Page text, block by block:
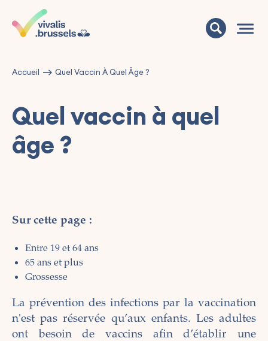
Accueil Quel Vaccin À Quel Âge ?
Quel vaccin à quel
âge ?
Sur cette page :
Entre 19 et 64 ans
65 ans et plus
Grossesse
La prévention des infections par la vaccination
n'est pas réservée qu’aux enfants. Les adultes
ont besoin de vaccins afin d’établir une